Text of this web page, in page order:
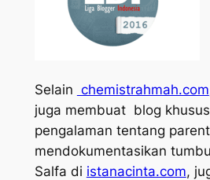
Selain chemistrahmah.com
juga membuat blog
pengalaman tentang
mendokumentasikan
Salfa di istanacinta.com,